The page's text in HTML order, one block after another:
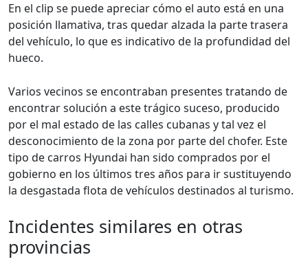
En el clip se puede apreciar cómo el auto está en una
posición llamativa, tras quedar alzada la parte trasera
del vehículo, lo que es indicativo de la profundidad del
hueco.
Varios vecinos se encontraban presentes tratando de
encontrar solución a este trágico suceso, producido
por el mal estado de las calles cubanas y tal vez el
desconocimiento de la zona por parte del chofer. Este
tipo de carros Hyundai han sido comprados por el
gobierno en los últimos tres años para ir sustituyendo
la desgastada flota de vehículos destinados al turismo.
Incidentes similares en otras
provincias